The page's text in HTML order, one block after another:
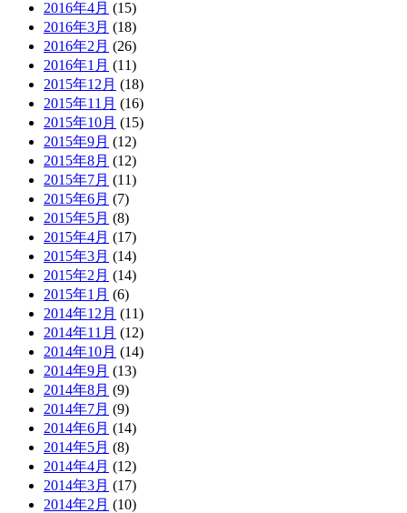
2016年4月 (15)
2016年3月 (18)
2016年2月 (26)
2016年1月 (11)
2015年12月 (18)
2015年11月 (16)
2015年10月 (15)
2015年9月 (12)
2015年8月 (12)
2015年7月 (11)
2015年6月 (7)
2015年5月 (8)
2015年4月 (17)
2015年3月 (14)
2015年2月 (14)
2015年1月 (6)
2014年12月 (11)
2014年11月 (12)
2014年10月 (14)
2014年9月 (13)
2014年8月 (9)
2014年7月 (9)
2014年6月 (14)
2014年5月 (8)
2014年4月 (12)
2014年3月 (17)
2014年2月 (10)